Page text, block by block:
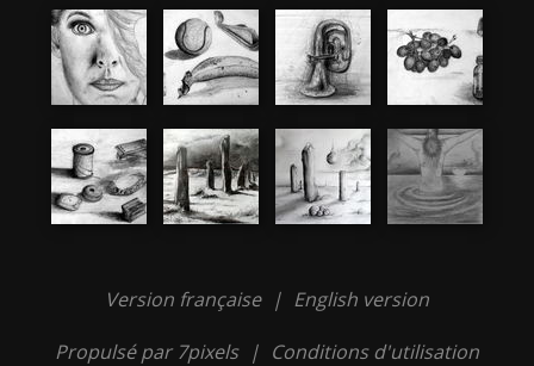
Version française | English version
Propulsé par 7pixels | Conditions d'utilisation